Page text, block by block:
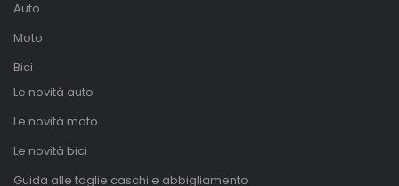
Auto
Moto
Bici
Le novità auto
Le novità moto
Le novità bici
Guida alle taglie caschi e abbigliamento